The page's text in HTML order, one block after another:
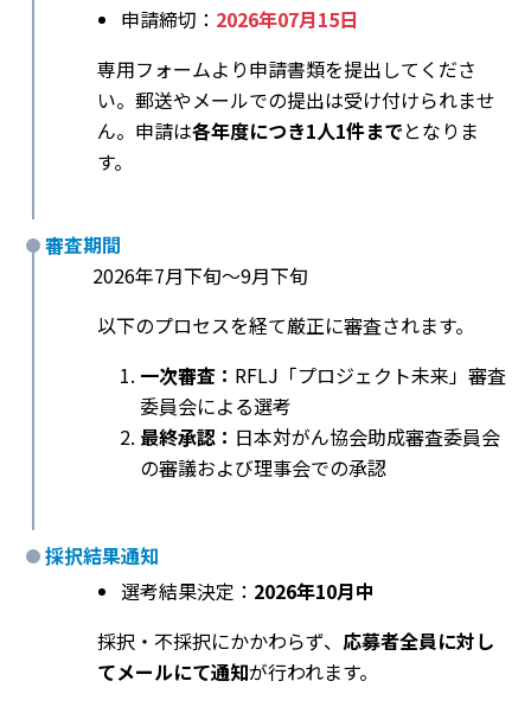
申請締切： 2026年07月15日
専用フォームより申請書類を提出してくださ
い。郵送やメールでの提出は受け付けられませ
ん。申請は各年度につき1人1件までとなりま
す。
審査期間
2026年7月下旬〜9月下旬
以下のプロセスを経て厳正に審査されます。
一次審査： RFLJ「プロジェクト未来」審査
委員会による選考
最終承認： 日本対がん協会助成審査委員会
の審議および理事会での承認
採択結果通知
選考結果決定： 2026年10月中
採択・不採択にかかわらず、 応募者全員に対し
てメールにて通知が行われます。